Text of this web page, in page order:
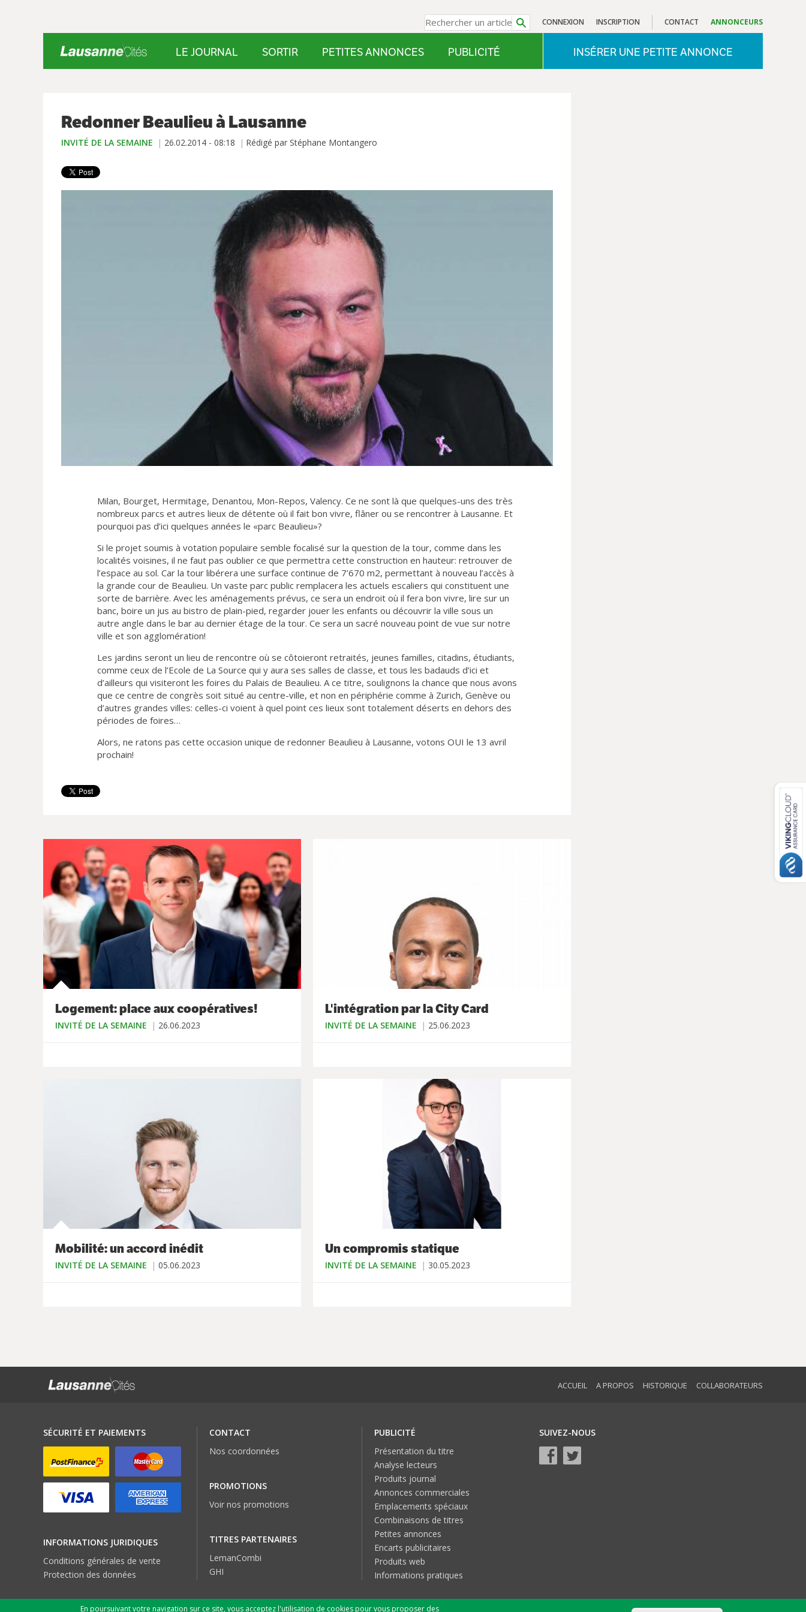
CONTACT ANNONCEURS
CONNEXION INSCRIPTION
LE JOURNAL SORTIR PETITES ANNONCES PUBLICITÉ INSÉRER UNE PETITE ANNONCE
Redonner Beaulieu à Lausanne
INVITÉ DE LA SEMAINE 26.02.2014 - 08:18 Rédigé par Stéphane Montangero
Milan, Bourget, Hermitage, Denantou, Mon-Repos, Valency. Ce ne sont là que quelques-uns des très
nombreux parcs et autres lieux de détente où il fait bon vivre, flâner ou se rencontrer à Lausanne. Et
pourquoi pas d’ici quelques années le «parc Beaulieu»?
Si le projet soumis à votation populaire semble focalisé sur la question de la tour, comme dans les
localités voisines, il ne faut pas oublier ce que permettra cette construction en hauteur: retrouver de
l’espace au sol. Car la tour libérera une surface continue de 7’670 m2, permettant à nouveau l’accès à
la grande cour de Beaulieu. Un vaste parc public remplacera les actuels escaliers qui constituent une
sorte de barrière. Avec les aménagements prévus, ce sera un endroit où il fera bon vivre, lire sur un
banc, boire un jus au bistro de plain-pied, regarder jouer les enfants ou découvrir la ville sous un
autre angle dans le bar au dernier étage de la tour. Ce sera un sacré nouveau point de vue sur notre
ville et son agglomération!
Les jardins seront un lieu de rencontre où se côtoieront retraités, jeunes familles, citadins, étudiants,
comme ceux de l’Ecole de La Source qui y aura ses salles de classe, et tous les badauds d’ici et
d’ailleurs qui visiteront les foires du Palais de Beaulieu. A ce titre, soulignons la chance que nous avons
que ce centre de congrès soit situé au centre-ville, et non en périphérie comme à Zurich, Genève ou
d’autres grandes villes: celles-ci voient à quel point ces lieux sont totalement déserts en dehors des
périodes de foires…
Alors, ne ratons pas cette occasion unique de redonner Beaulieu à Lausanne, votons OUI le 13 avril
prochain!
Logement: place aux coopératives!
INVITÉ DE LA SEMAINE 26.06.2023
L'intégration par la City Card
INVITÉ DE LA SEMAINE 25.06.2023
Mobilité: un accord inédit
INVITÉ DE LA SEMAINE 05.06.2023
Un compromis statique
INVITÉ DE LA SEMAINE 30.05.2023
ACCUEIL A PROPOS HISTORIQUE COLLABORATEURS
SÉCURITÉ ET PAIEMENTS
INFORMATIONS JURIDIQUES
Conditions générales de vente
Protection des données
CONTACT
Nos coordonnées
PROMOTIONS
Voir nos promotions
TITRES PARTENAIRES
LemanCombi
GHI
PUBLICITÉ
Présentation du titre
Analyse lecteurs
Produits journal
Annonces commerciales
Emplacements spéciaux
Combinaisons de titres
Petites annonces
Encarts publicitaires
Produits web
Informations pratiques
SUIVEZ-NOUS
En poursuivant votre navigation sur ce site, vous acceptez l'utilisation de cookies pour vous proposer des